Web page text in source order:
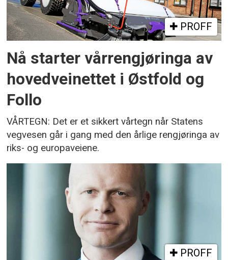
PROFF
Nå starter vårrengjøringa av
hovedveinettet i Østfold og
Follo
VÅRTEGN: Det er et sikkert vårtegn når Statens
vegvesen går i gang med den årlige rengjøringa av
riks- og europaveiene.
PROFF